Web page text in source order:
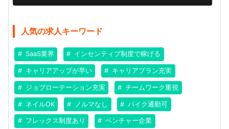
人気の求人キーワード
SaaS業界 インセンティブ制度で稼げる
キャリアアップが早い キャリアプラン充実
ジョブローテーション充実 チームワーク重視
ネイルOK ノルマなし バイク通勤可
フレックス制度あり ベンチャー企業